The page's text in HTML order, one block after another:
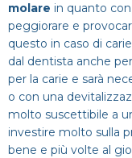
molare in quanto
peggiorare e
questo in caso di
dal dentista anche
per la carie e sarà
o con una
molto suscettibile a
investire molto sulla
bene e più volte al